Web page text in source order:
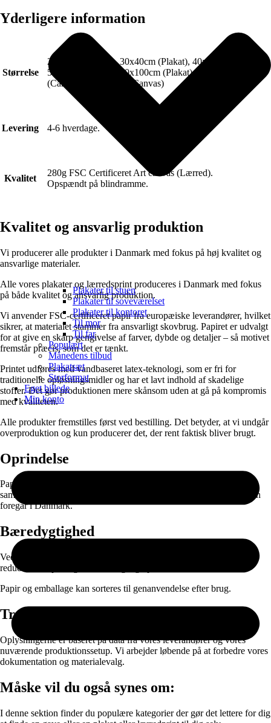
Plakater til stuen
Plakater til soveværelset
Plakater til kontoret
Til mor
Til far
Populært
Månedens tilbud
Plakatsæt
Storformat
Eget billede
Min konto
Yderligere information
Størrelse
21x30cm (Plakat), 30x40cm (Plakat), 40x50cm (Plakat),
50x70cm (Plakat), 70x100cm (Plakat), 50x70cm
(Canvas), 70x100cm (Canvas)
Levering 4-6 hverdage.
Kvalitet
280g FSC Certificeret Art canvas (Lærred).
Opspændt på blindramme.
Kvalitet og ansvarlig produktion
Vi producerer alle produkter i Danmark med fokus på høj kvalitet og
ansvarlige materialer.
Alle vores plakater og lærredsprint produceres i Danmark med fokus
på både kvalitet og ansvarlig produktion.
Vi anvender FSC-certificeret papir fra europæiske leverandører, hvilket
sikrer, at materialet stammer fra ansvarligt skovbrug. Papiret er udvalgt
for at give en skarp gengivelse af farver, dybde og detaljer – så motivet
fremstår præcis, som det er tænkt.
Printet udføres med vandbaseret latex-teknologi, som er fri for
traditionelle opløsningsmidler og har et lavt indhold af skadelige
stoffer. Det gør produktionen mere skånsom uden at gå på kompromis
med kvaliteten.
Alle produkter fremstilles først ved bestilling. Det betyder, at vi undgår
overproduktion og kun producerer det, der rent faktisk bliver brugt.
Oprindelse
Papiret produceres i EU og leveres gennem nøje udvalgte
samarbejdspartnere. Selve printet, færdigproduktionen og pakningen
foregår i Danmark.
Bæredygtighed
Ved at kombinere ansvarlige materialer med on-demand produktion
reducerer vi spild og unødvendig lagerproduktion.
Papir og emballage kan sorteres til genanvendelse efter brug.
Transparens
Oplysningerne er baseret på data fra vores leverandører og vores
nuværende produktionssetup. Vi arbejder løbende på at forbedre vores
dokumentation og materialevalg.
Måske vil du også synes om:
I denne sektion finder du populære kategorier der gør det lettere for dig